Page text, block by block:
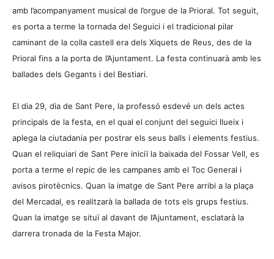
amb l’acompanyament musical de l’orgue de la Prioral. Tot seguit,
es porta a terme la tornada del Seguici i el tradicional pilar
caminant de la colla castell era dels Xiquets de Reus, des de la
Prioral fins a la porta de l’Ajuntament. La festa continuarà amb les
ballades dels Gegants i del Bestiari.
El dia 29, dia de Sant Pere, la professó esdevé un dels actes
principals de la festa, en el qual el conjunt del seguici llueix i
aplega la ciutadania per postrar els seus balls i elements festius.
Quan el reliquiari de Sant Pere iniciï la baixada del Fossar Vell, es
porta a terme el repic de les campanes amb el Toc General i
avisos pirotècnics. Quan la imatge de Sant Pere arribi a la plaça
del Mercadal, es realitzarà la ballada de tots els grups festius.
Quan la imatge se situï al davant de l’Ajuntament, esclatarà la
darrera tronada de la Festa Major.